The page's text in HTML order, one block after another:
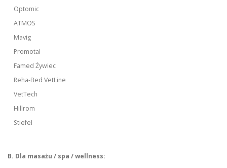
Optomic
ATMOS
Mavig
Promotal
Famed Żywiec
Reha-Bed VetLine
VetTech
Hillrom
Stiefel
B. Dla masażu / spa / wellness: